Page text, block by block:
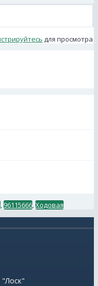
для просмотра
96115666 Ходовая